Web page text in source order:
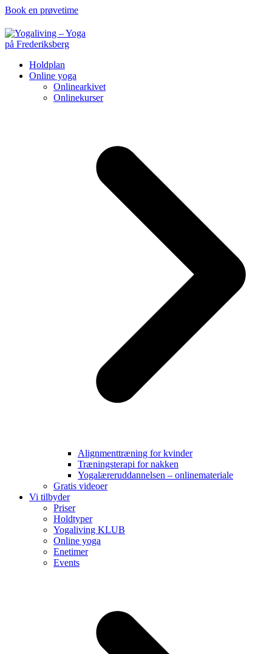
Book en prøvetime
Holdplan
Online yoga
Onlinearkivet
Onlinekurser
Alignmenttræning for kvinder
Træningsterapi for nakken
Yogalæreruddannelsen – onlinemateriale
Gratis videoer
Vi tilbyder
Priser
Holdtyper
Yogaliving KLUB
Online yoga
Enetimer
Events